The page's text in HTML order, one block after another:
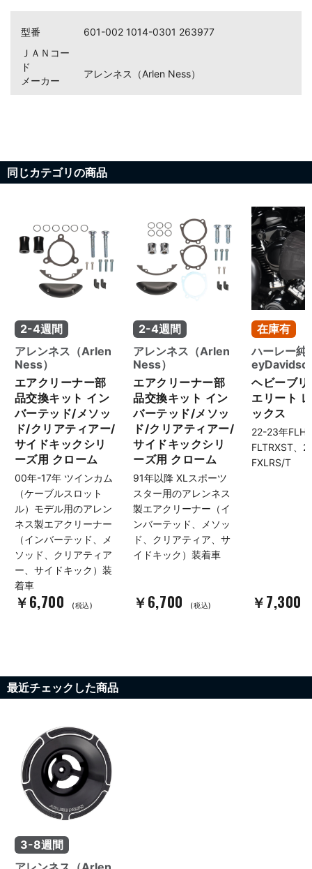
型番
601-002 1014-0301 263977
ＪＡＮコー
ド
メーカー
アレンネス（Arlen Ness）
同じカテゴリの商品
2-4週間
アレンネス（Arlen
Ness）
エアクリーナー部
品交換キット イン
バーテッド/メソッ
ド/クリアティアー/
サイドキックシリ
ーズ用 クローム
00年-17年 ツインカム
（ケーブルスロット
ル）モデル用のアレン
ネス製エアクリーナー
（インバーテッド、メ
ソッド、クリアティア
ー、サイドキック）装
着車
￥6,700 (税込)
2-4週間
アレンネス（Arlen
Ness）
エアクリーナー部
品交換キット イン
バーテッド/メソッ
ド/クリアティアー/
サイドキックシリ
ーズ用 クローム
91年以降 XLスポーツ
スター用のアレンネス
製エアクリーナー（イ
ンバーテッド、メソッ
ド、クリアティア、サ
イドキック）装着車
￥6,700 (税込)
在庫有
ハーレー純
ヘビーブ
エリート
ックス
22-23年
FLTRXST、
FXLRS/T
￥7,300
最近チェックした商品
3-8週間